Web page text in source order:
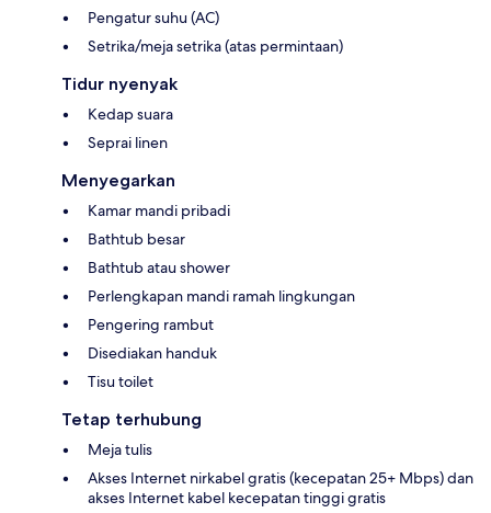
Pengatur suhu (AC)
Setrika/meja setrika (atas permintaan)
Tidur nyenyak
Kedap suara
Seprai linen
Menyegarkan
Kamar mandi pribadi
Bathtub besar
Bathtub atau shower
Perlengkapan mandi ramah lingkungan
Pengering rambut
Disediakan handuk
Tisu toilet
Tetap terhubung
Meja tulis
Akses Internet nirkabel gratis (kecepatan 25+ Mbps) dan
akses Internet kabel kecepatan tinggi gratis